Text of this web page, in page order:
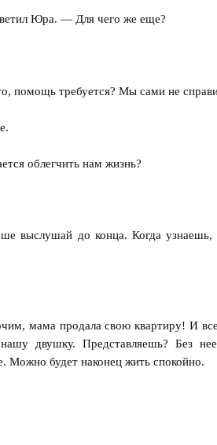
Юра. — Для чего же еще?
помощь требуется? Мы сами не
облегчить нам жизнь?
выслушай до конца. Когда узнаешь,
мама продала свою квартиру! И
двушку. Представляешь? Без
Можно будет наконец жить спокойно.